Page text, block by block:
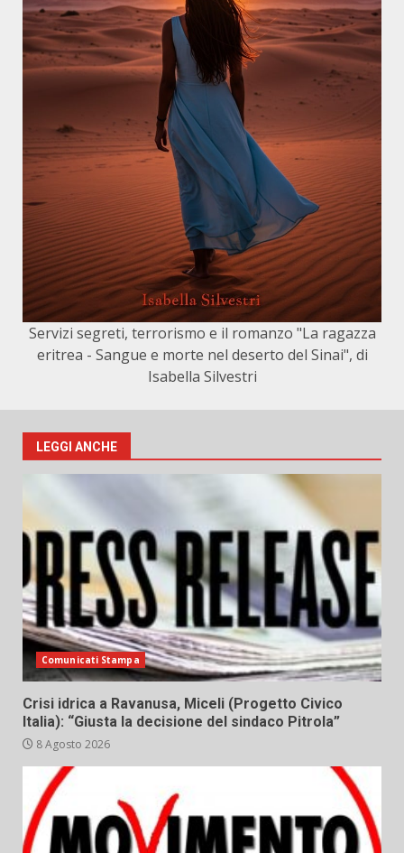
Servizi segreti, terrorismo e il romanzo "La ragazza
eritrea - Sangue e morte nel deserto del Sinai", di
Isabella Silvestri
LEGGI ANCHE
Comunicati Stampa
Crisi idrica a Ravanusa, Miceli (Progetto Civico
Italia): “Giusta la decisione del sindaco Pitrola”
8 Agosto 2026